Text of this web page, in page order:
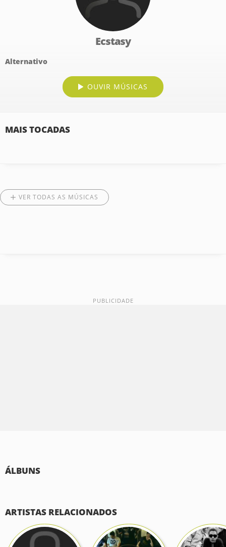
Ecstasy
Alternativo
OUVIR MÚSICAS
MAIS TOCADAS
VER TODAS AS MÚSICAS
ÁLBUNS
ARTISTAS RELACIONADOS